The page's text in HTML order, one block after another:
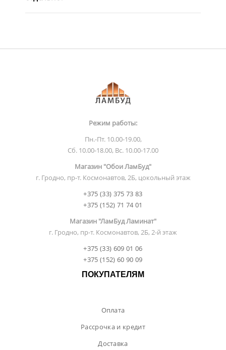
Режим работы:
Пн.-Пт. 10.00-19.00,
Сб. 10.00-18.00, Вс. 10.00-17.00
Магазин "Обои ЛамБуд"
г. Гродно, пр-т. Космонавтов, 2Б, цокольный этаж
+375 (33) 375 73 83
+375 (152) 71 74 01
Магазин "ЛамБуд Ламинат"
г. Гродно, пр-т. Космонавтов, 2Б, 2-й этаж
+375 (33) 609 01 06
+375 (152) 60 90 09
ПОКУПАТЕЛЯМ
Оплата
Рассрочка и кредит
Доставка